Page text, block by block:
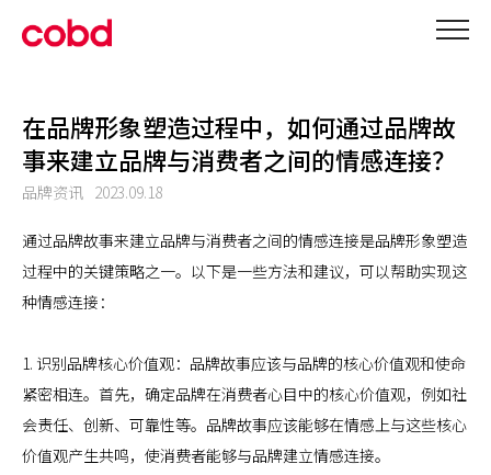
在品牌形象塑造过程中，如何通过品牌故
事来建立品牌与消费者之间的情感连接？
品牌资讯 2023.09.18
通过品牌故事来建立品牌与消费者之间的情感连接是品牌形象塑造
过程中的关键策略之一。以下是一些方法和建议，可以帮助实现这
种情感连接：
1. 识别品牌核心价值观：品牌故事应该与品牌的核心价值观和使命
紧密相连。首先，确定品牌在消费者心目中的核心价值观，例如社
会责任、创新、可靠性等。品牌故事应该能够在情感上与这些核心
价值观产生共鸣，使消费者能够与品牌建立情感连接。